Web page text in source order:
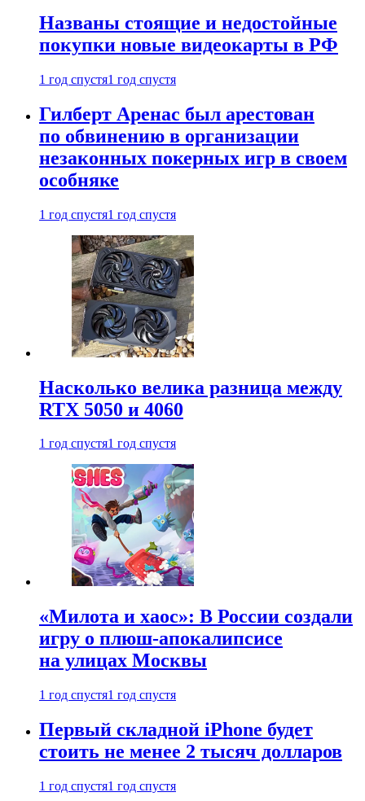
Названы стоящие и недостойные
покупки новые видеокарты в РФ
1 год спустя1 год спустя
Гилберт Аренас был арестован
по обвинению в организации
незаконных покерных игр в своем
особняке
1 год спустя1 год спустя
Насколько велика разница между
RTX 5050 и 4060
1 год спустя1 год спустя
«Милота и хаос»: В России создали
игру о плюш-апокалипсисе
на улицах Москвы
1 год спустя1 год спустя
Первый складной iPhone будет
стоить не менее 2 тысяч долларов
1 год спустя1 год спустя